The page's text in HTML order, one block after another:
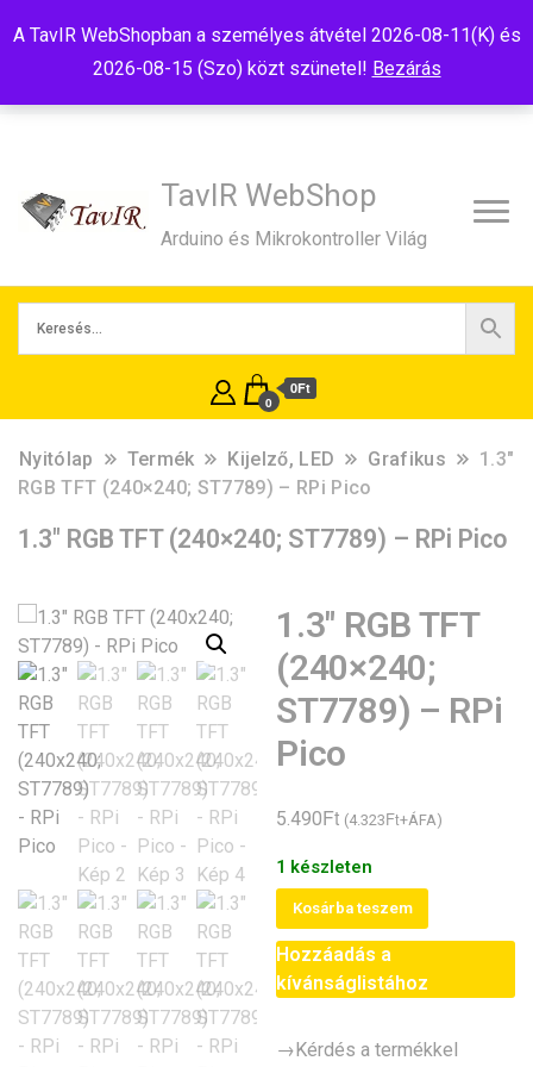
A TavIR WebShopban a személyes átvétel 2026-08-11(K) és
2026-08-15 (Szo) közt szünetel! Bezárás
TavIR WebShop
Arduino és Mikrokontroller Világ
0
0Ft
Nyitólap Termék Kijelző, LED Grafikus
1.3″
RGB TFT (240×240; ST7789) – RPi Pico
1.3″ RGB TFT (240×240; ST7789) – RPi Pico
1.3″ RGB TFT
(240×240;
ST7789) – RPi
Pico
5.490Ft (4.323Ft+ÁFA)
1 készleten
1.3"
RGB
TFT
(240x240;
Kosárba teszem
Hozzáadás a
kívánságlistához
→Kérdés a termékkel